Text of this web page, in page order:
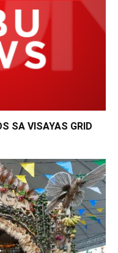
SA VISAYAS GRID